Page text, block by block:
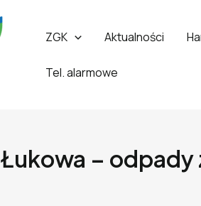
ZGK Aktualności
Tel. alarmowe
Łukowa – odpady